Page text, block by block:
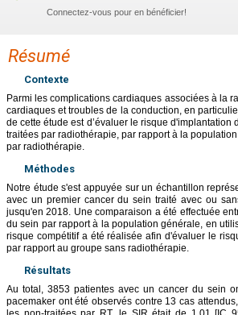
Connectez-vous pour en bénéficier!
Résumé
Contexte
Parmi les complications cardiaques associées à la
cardiaques et troubles de la conduction, en
de cette étude est d’évaluer le risque
traitées par radiothérapie, par rapport à la
par radiothérapie.
Méthodes
Notre étude s'est appuyée sur un échantillon
avec un premier cancer du sein traité avec ou
jusqu'en 2018. Une comparaison a été effectuée
du sein par rapport à la population générale, en
risque compétitif a été réalisée afin d'évaluer le
par rapport au groupe sans radiothérapie.
Résultats
Au total, 3853 patientes avec un cancer du sein
pacemaker ont été observés contre 13 cas